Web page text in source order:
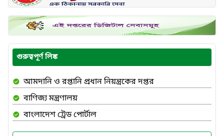
গুরুত্বপূর্ণ লিঙ্ক
আমদানি ও রপ্তানি প্রধান নিয়ন্ত্রকের দপ্তর
বাণিজ্য মন্ত্রণালয়
বাংলাদেশ ট্রেড পোর্টাল